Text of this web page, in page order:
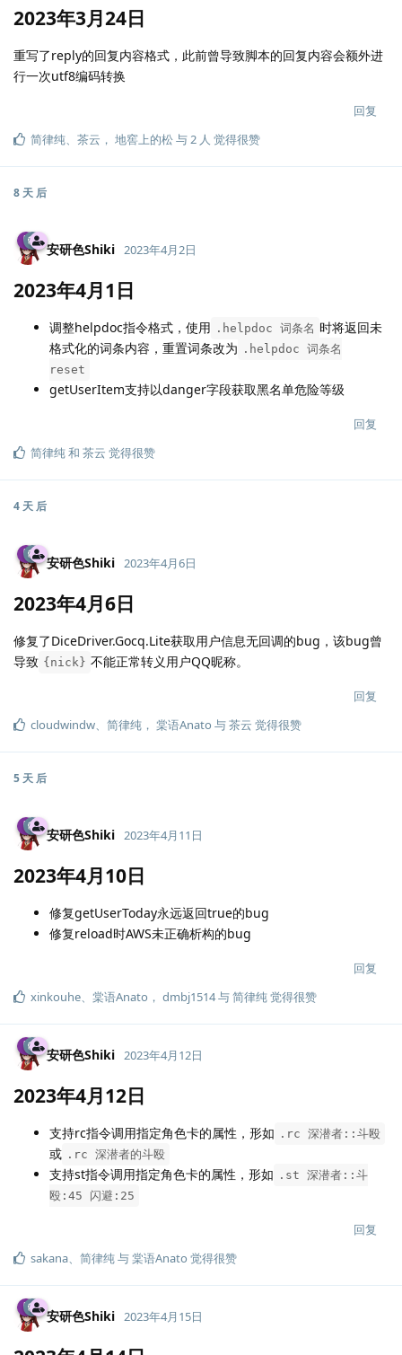
2023年3月24日
重写了reply的回复内容格式，此前曾导致脚本的回复内容会额外进
行一次utf8编码转换
回复
简律纯、 茶云 ， 地窖上的松与2 人 觉得很赞
8 天 后
安研色Shiki 2023年4月2日
2023年4月1日
调整helpdoc指令格式，使用 .helpdoc 词条名 时将返回未
格式化的词条内容，重置词条改为 .helpdoc 词条名
reset
getUserItem支持以danger字段获取黑名单危险等级
回复
简律纯和 茶云 觉得很赞
4 天 后
安研色Shiki 2023年4月6日
2023年4月6日
修复了DiceDriver.Gocq.Lite获取用户信息无回调的bug，该bug曾
导致 {nick} 不能正常转义用户QQ昵称。
回复
cloudwindw、 简律纯 ， 棠语Anato 与茶云 觉得很赞
5 天 后
安研色Shiki 2023年4月11日
2023年4月10日
修复getUserToday永远返回true的bug
修复reload时AWS未正确析构的bug
回复
xinkouhe、 棠语Anato ， dmbj1514与简律纯觉得很赞
安研色Shiki 2023年4月12日
2023年4月12日
支持rc指令调用指定角色卡的属性，形如 .rc 深潜者::斗殴
或 .rc 深潜者的斗殴
支持st指令调用指定角色卡的属性，形如 .st 深潜者::斗
殴:45 闪避:25
回复
sakana、 简律纯与棠语Anato 觉得很赞
安研色Shiki 2023年4月15日